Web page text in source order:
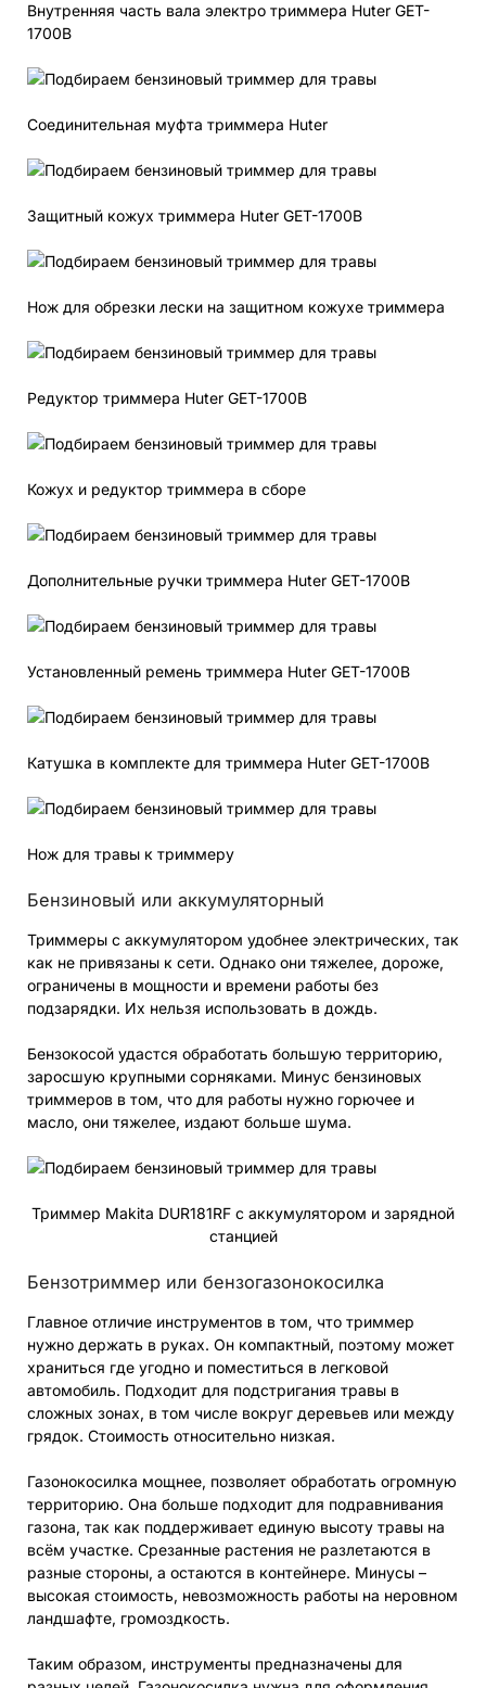
Внутренняя часть вала электро триммера Huter GET-
1700B
Соединительная муфта триммера Huter
Защитный кожух триммера Huter GET-1700B
Нож для обрезки лески на защитном кожухе триммера
Редуктор триммера Huter GET-1700B
Кожух и редуктор триммера в сборе
Дополнительные ручки триммера Huter GET-1700B
Установленный ремень триммера Huter GET-1700B
Катушка в комплекте для триммера Huter GET-1700B
Нож для травы к триммеру
Бензиновый или аккумуляторный
Триммеры с аккумулятором удобнее электрических, так
как не привязаны к сети. Однако они тяжелее, дороже,
ограничены в мощности и времени работы без
подзарядки. Их нельзя использовать в дождь.
Бензокосой удастся обработать большую территорию,
заросшую крупными сорняками. Минус бензиновых
триммеров в том, что для работы нужно горючее и
масло, они тяжелее, издают больше шума.
Триммер Makita DUR181RF с аккумулятором и зарядной
станцией
Бензотриммер или бензогазонокосилка
Главное отличие инструментов в том, что триммер
нужно держать в руках. Он компактный, поэтому может
храниться где угодно и поместиться в легковой
автомобиль. Подходит для подстригания травы в
сложных зонах, в том числе вокруг деревьев или между
грядок. Стоимость относительно низкая.
Газонокосилка мощнее, позволяет обработать огромную
территорию. Она больше подходит для подравнивания
газона, так как поддерживает единую высоту травы на
всём участке. Срезанные растения не разлетаются в
разные стороны, а остаются в контейнере. Минусы –
высокая стоимость, невозможность работы на неровном
ландшафте, громоздкость.
Таким образом, инструменты предназначены для